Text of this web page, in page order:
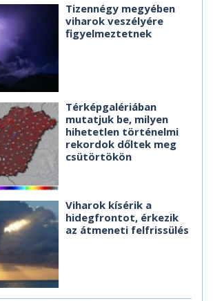
Tizennégy megyében
viharok veszélyére
figyelmeztetnek
Térképgalériában
mutatjuk be, milyen
hihetetlen történelmi
rekordok dőltek meg
csütörtökön
Viharok kísérik a
hidegfrontot, érkezik
az átmeneti felfrissülés